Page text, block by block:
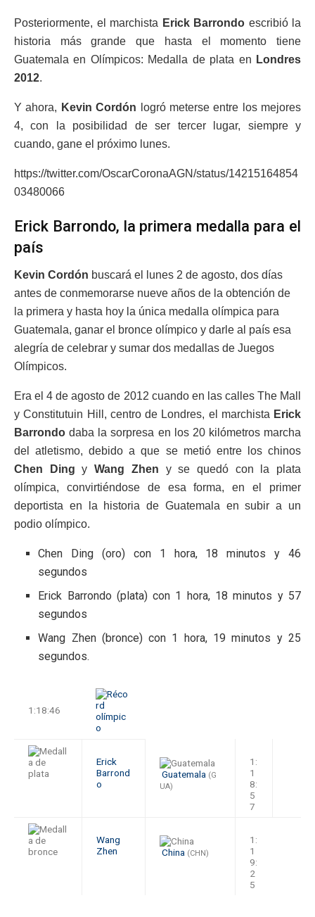
Posteriormente, el marchista Erick Barrondo escribió la
historia más grande que hasta el momento tiene
Guatemala en Olímpicos: Medalla de plata en Londres
2012.
Y ahora, Kevin Cordón logró meterse entre los mejores
4, con la posibilidad de ser tercer lugar, siempre y
cuando, gane el próximo lunes.
https://twitter.com/OscarCoronaAGN/status/14215164854
03480066
Erick Barrondo, la primera medalla para el
país
Kevin Cordón buscará el lunes 2 de agosto, dos días
antes de conmemorarse nueve años de la obtención de
la primera y hasta hoy la única medalla olímpica para
Guatemala, ganar el bronce olímpico y darle al país esa
alegría de celebrar y sumar dos medallas de Juegos
Olímpicos.
Era el 4 de agosto de 2012 cuando en las calles The Mall
y Constitutuin Hill, centro de Londres, el marchista Erick
Barrondo daba la sorpresa en los 20 kilómetros marcha
del atletismo, debido a que se metió entre los chinos
Chen Ding yWang Zhen y se quedó con la plata
olímpica, convirtiéndose de esa forma, en el primer
deportista en la historia de Guatemala en subir a un
podio olímpico.
Chen Ding (oro) con 1 hora, 18 minutos y 46
segundos
Erick Barrondo (plata) con 1 hora, 18 minutos y 57
segundos
Wang Zhen (bronce) con 1 hora, 19 minutos y 25
segundos.
1:18:46
Erick
Barrond
o
Guatemala (G
UA)
1:
1
8:
5
7
Wang
Zhen
China (CHN)
1:
1
9:
2
5